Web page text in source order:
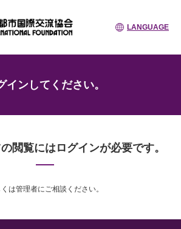
LANGUAGE
インしてください。
閲覧にはログインが必要です。
は管理者にご相談ください。